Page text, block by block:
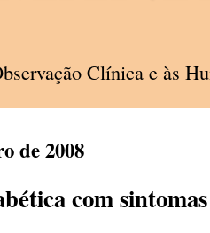
Clínica e às
de 2008
com